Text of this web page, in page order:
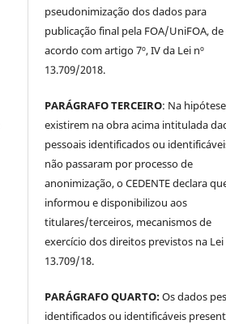
pseudonimização dos dados para
publicação final pela FOA/UniFOA, de
acordo com artigo 7º, IV da Lei nº
13.709/2018.
PARÁGRAFO TERCEIRO: Na
existirem na obra acima intitulada
pessoais identificados ou
não passaram por processo de
anonimização, o CEDENTE declara
informou e disponibilizou aos
titulares/terceiros, mecanismos de
exercício dos direitos previstos na Lei
13.709/18.
PARÁGRAFO QUARTO:Os dados
identificados ou identificáveis